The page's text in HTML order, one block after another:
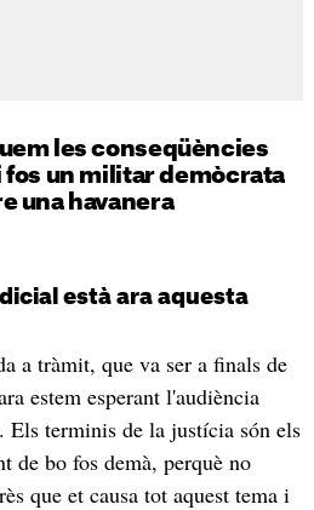
les conseqüències
fos un militar demòcrata
una havanera
està ara aquesta
a tràmit, que va ser a finals de
estem esperant l'audiència
Els terminis de la justícia són els
de bo fos demà, perquè no
que et causa tot aquest tema i